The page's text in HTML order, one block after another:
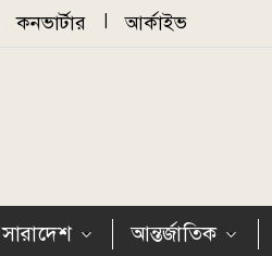
কনভার্টার আর্কাইভ
সারাদেশ আন্তর্জাতিক